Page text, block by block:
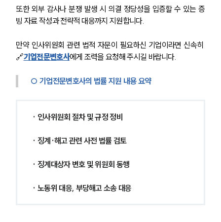
INSIGHT
주요 업무사례
기업 인사이트
사례분석/최신동향
법률정보
고객후기
NEWS
공지사항
법률서식
뉴스레터/브로슈어
또한 외부 감사나 분쟁 발생 시 의결 정당성을 입증할 수 있는 증
빙 자료 작성과 전략적 대응까지 지원합니다.
만약 인사위원회 관련 법적 자문이 필요하신 기업이라면 신속히
🔗기업전문변호사에게 조력을 요청해 주시길 바랍니다.
○ 기업전문변호사의 법률 지원 내용 요약
· 인사위원회 절차 및 규정 정비
· 징계·해고 관련 사전 법률 검토
· 징계대상자 변호 및 위원회 동행
· 노동위 대응, 부당해고 소송 대응